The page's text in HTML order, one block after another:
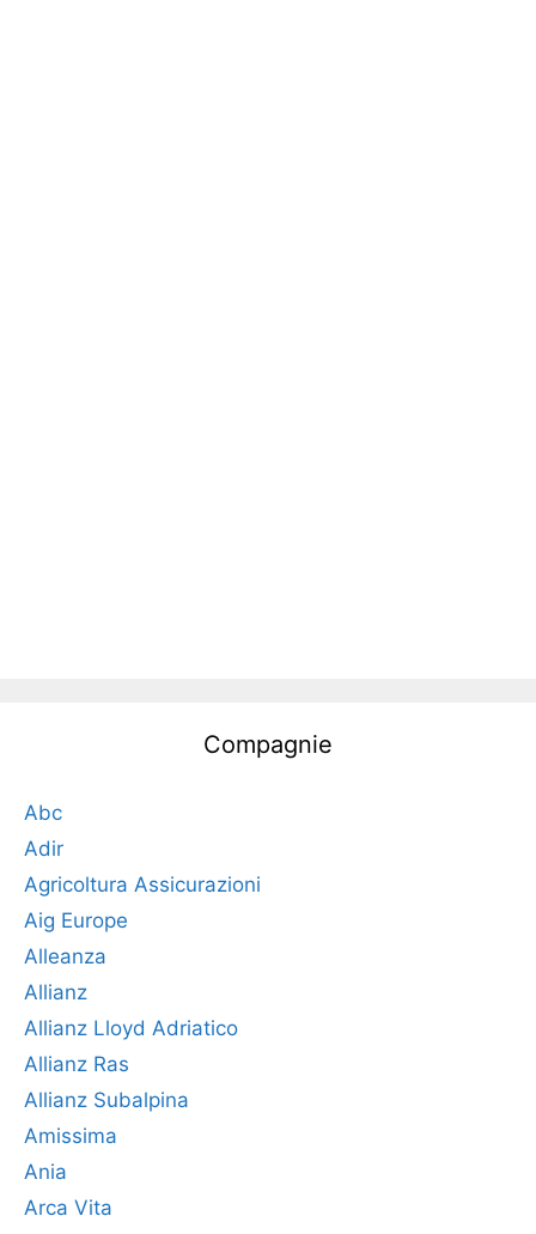
Compagnie
Abc
Adir
Agricoltura Assicurazioni
Aig Europe
Alleanza
Allianz
Allianz Lloyd Adriatico
Allianz Ras
Allianz Subalpina
Amissima
Ania
Arca Vita